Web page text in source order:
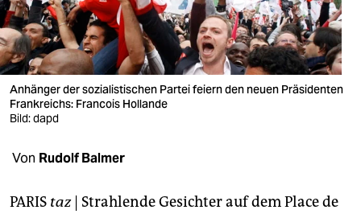
verlag
verlag
veranstaltungen
shop
fragen & hilfe
Anhänger der sozialistischen Partei feiern den neuen Präsidenten
Frankreichs: Francois Hollande
Bild: dapd
Von Rudolf Balmer
PARIS taz| Strahlende Gesichter auf dem Place de